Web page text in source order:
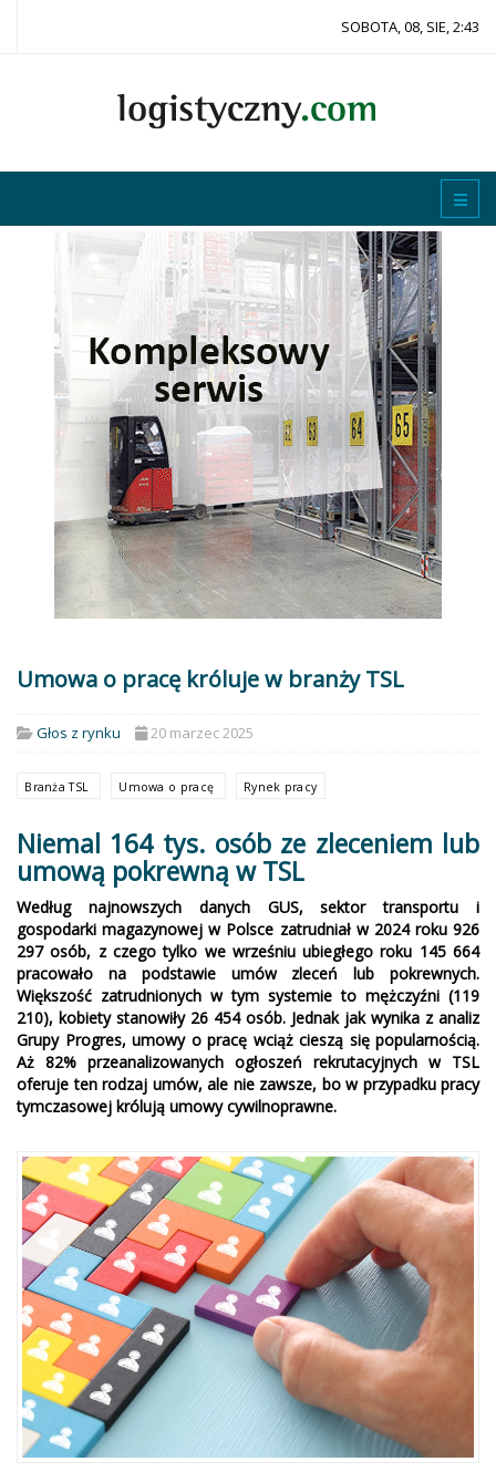
SOBOTA, 08, SIE, 2:43
Umowa o pracę króluje w branży TSL
Głos z rynku 20 marzec 2025
Branża TSL Umowa o pracę Rynek pracy
Niemal 164 tys. osób ze zleceniem lub
umową pokrewną w TSL
Według najnowszych danych GUS, sektor transportu i
gospodarki magazynowej w Polsce zatrudniał w 2024 roku 926
297 osób, z czego tylko we wrześniu ubiegłego roku 145 664
pracowało na podstawie umów zleceń lub pokrewnych.
Większość zatrudnionych w tym systemie to mężczyźni (119
210), kobiety stanowiły 26 454 osób. Jednak jak wynika z analiz
Grupy Progres, umowy o pracę wciąż cieszą się popularnością.
Aż 82% przeanalizowanych ogłoszeń rekrutacyjnych w TSL
oferuje ten rodzaj umów, ale nie zawsze, bo w przypadku pracy
tymczasowej królują umowy cywilnoprawne.